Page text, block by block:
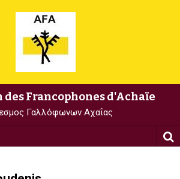
Francophones d'Achaïe
Γαλλόφωνων Αχαΐας